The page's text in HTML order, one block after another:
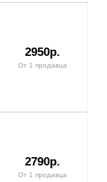
2950р.
От 1 продавца
2790р.
От 1 продавца